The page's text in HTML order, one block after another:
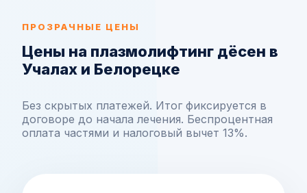
ПРОЗРАЧНЫЕ ЦЕНЫ
Цены на плазмолифтинг дёсен в
Учалах и Белорецке
Без скрытых платежей. Итог фиксируется в
договоре до начала лечения. Беспроцентная
оплата частями и налоговый вычет 13%.